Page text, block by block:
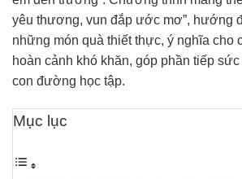
yêu thương, vun đắp ước mơ”, hướng
những món quà thiết thực, ý nghĩa cho
hoàn cảnh khó khăn, góp phần tiếp
con đường học tập.
Mục lục